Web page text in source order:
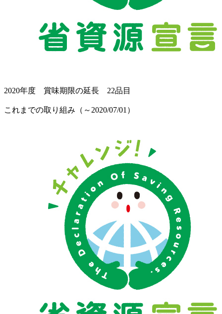
2020年度 賞味期限の延長 22品目
これまでの取り組み（～2020/07/01）